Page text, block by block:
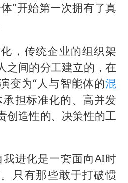
”开始第一次拥有了真
，传统企业的组织架
之间的分工建立的，在
变为“人与智能体的混
承担标准化的、高并发
创造性的、决策性的工
我进化是一套面向AI时
只有那些敢于打破惯